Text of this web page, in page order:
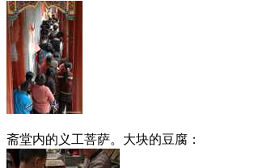
斋堂内的义工菩萨。大块的豆腐：